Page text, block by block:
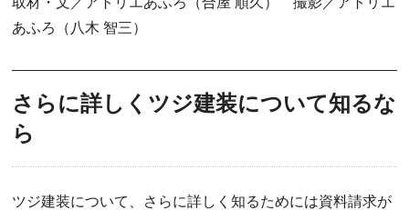
あふろ（八木 智三）
さらに詳しくツジ建装について知るな
ら
ツジ建装について、さらに詳しく知るためには資料請求が